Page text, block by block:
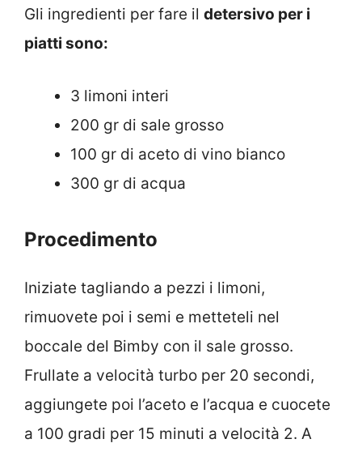
Gli ingredienti per fare il detersivo per i
piatti sono:
3 limoni interi
200 gr di sale grosso
100 gr di aceto di vino bianco
300 gr di acqua
Procedimento
Iniziate tagliando a pezzi i limoni,
rimuovete poi i semi e metteteli nel
boccale del Bimby con il sale grosso.
Frullate a velocità turbo per 20 secondi,
aggiungete poi l’aceto e l’acqua e cuocete
a 100 gradi per 15 minuti a velocità 2. A